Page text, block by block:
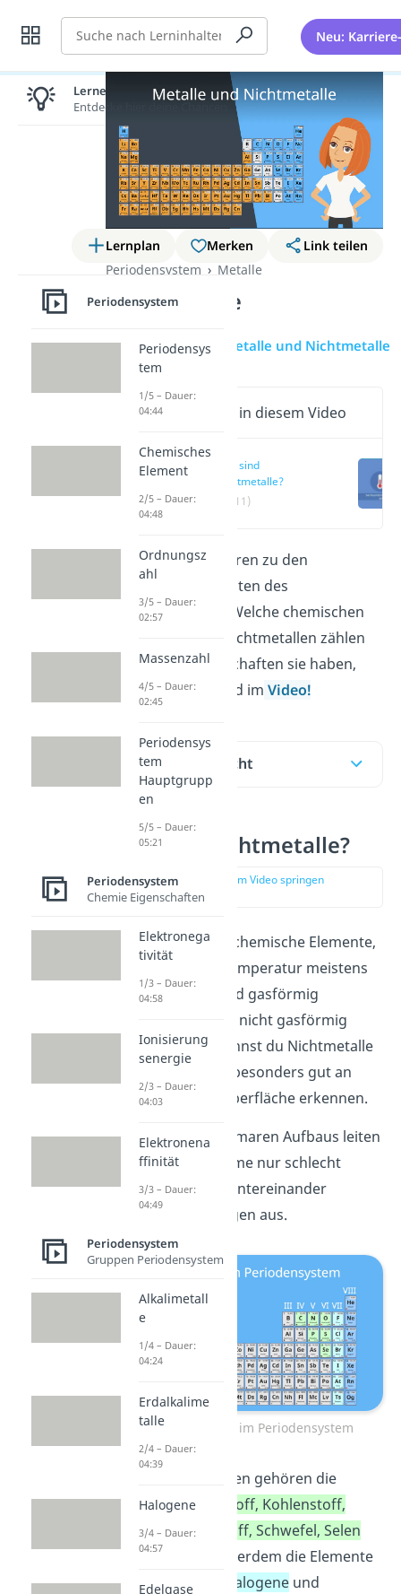
Suche Neu:
Lernplan Merken
Link teilen
Periodensystem
Metalle
Nichtmetalle
Nichtmetalle Metalle und Nichtmetalle
Wichtige Inhalte in diesem Video
Was sind
Nichtmetalle?
(00:11)
Nichtmetallegehören zu den
wichtigsten Elementen des
Periodensystems. Welche chemischen
Elemente zu den Nichtmetallen zählen
und welche Eigenschaften sie haben,
erfährst du hier und im Video!
Inhaltsübersicht
Was sind Nichtmetalle?
zur Stelle im Video springen
(00:11)
Nichtmetallesind chemische Elemente,
die sich bei Raumtemperatur meistens
im Aggregatzustand gasförmig
befinden. Wenn sie nicht gasförmig
auftreten, dann kannst du Nichtmetalle
im festen Zustand besonders gut an
ihrer glanzlosen Oberfläche erkennen.
Aufgrund ihres atomaren Aufbaus leiten
sie Strom und Wärme nur schlecht
weiter und bilden untereinander
Molekülverbindungen aus.
Die Nichtmetalle im Periodensystem
Zu den Nichtmetallen gehören die
ElementeWasserstoff, Kohlenstoff,
Stickstoff, Sauerstoff, Schwefel, Selen
und Phosphor.
Außerdem die Elemente
der Gruppen der
Halogeneund
Lernen lohnt sich!
Entdecke hier deine Chancen.
Periodensystem
Periodensys
tem
1/5 – Dauer:
04:44
Chemisches
Element
2/5 – Dauer:
04:48
Ordnungsz
ahl
3/5 – Dauer:
02:57
Massenzahl
4/5 – Dauer:
02:45
Periodensys
tem
Hauptgrupp
en
5/5 – Dauer:
05:21
Periodensystem
Chemie Eigenschaften
Elektronega
tivität
1/3 – Dauer:
04:58
Ionisierung
senergie
2/3 – Dauer:
04:03
Elektronena
ffinität
3/3 – Dauer:
04:49
Periodensystem
Gruppen Periodensystem
Alkalimetall
e
1/4 – Dauer:
04:24
Erdalkalime
talle
2/4 – Dauer:
04:39
Halogene
3/4 – Dauer:
04:57
Edelgase